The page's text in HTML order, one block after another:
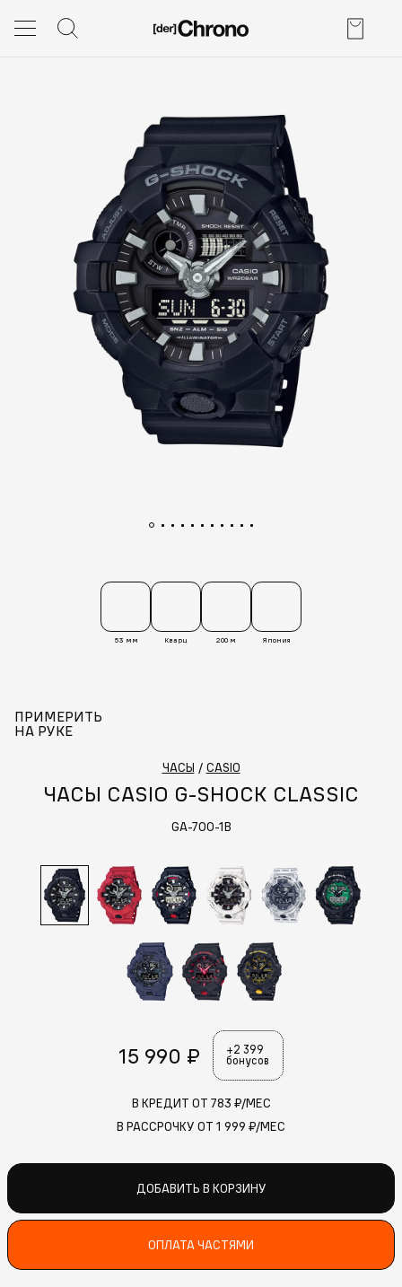
53 мм Кварц 200 м Япония
ПРИМЕРИТЬ
НА РУКЕ
ЧАСЫ / CASIO
ЧАСЫ CASIO G-SHOCK CLASSIC
GA-700-1B
15 990 ₽
+2 399
бонусов
В КРЕДИТ ОТ 783 ₽/МЕС
В РАССРОЧКУ ОТ 1 999 ₽/МЕС
ДОБАВИТЬ В КОРЗИНУ
ОПЛАТА ЧАСТЯМИ